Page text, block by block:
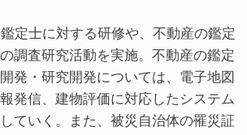
定士に対する研修や、不動産の鑑定
調査研究活動を実施。不動産の鑑定
発・研究開発については、電子地図
発信、建物評価に対応したシステム
ていく。また、被災自治体の罹災証